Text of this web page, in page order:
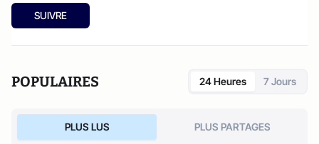
SUIVRE
POPULAIRES 24 Heures 7 Jours
PLUS LUS PLUS PARTAGES